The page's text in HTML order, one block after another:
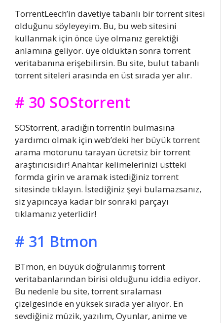
TorrentLeech’in davetiye tabanlı bir torrent sitesi
olduğunu söyleyeyim. Bu, bu web sitesini
kullanmak için önce üye olmanız gerektiği
anlamına geliyor. üye olduktan sonra torrent
veritabanına erişebilirsin. Bu site, bulut tabanlı
torrent siteleri arasında en üst sırada yer alır.
# 30 SOStorrent
SOStorrent, aradığın torrentin bulmasına
yardımcı olmak için web’deki her büyük torrent
arama motorunu tarayan ücretsiz bir torrent
araştırıcısıdır! Anahtar kelimelerinizi üstteki
formda girin ve aramak istediğiniz torrent
sitesinde tıklayın. İstediğiniz şeyi bulamazsanız,
siz yapıncaya kadar bir sonraki parçayı
tıklamanız yeterlidir!
# 31 Btmon
BTmon, en büyük doğrulanmış torrent
veritabanlarından birisi olduğunu iddia ediyor.
Bu nedenle bu site, torrent sıralaması
çizelgesinde en yüksek sırada yer alıyor. En
sevdiğiniz müzik, yazılım, Oyunlar, anime ve